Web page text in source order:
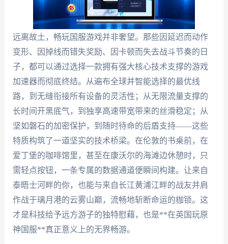
远离故土，畅玩国服游戏并非奢望。那些因延迟而动作
变形、因掉线而错失奖励、因卡顿而失去战斗节奏的日
子，都可以通过选择一款拥有强大核心技术支撑的游戏
加速器而彻底终结。从遍布全球并智能选择的最优线
路，到无缝衔接所有设备的灵活性；从无限流量支撑的
长时间开黑底气，到独享高速带宽带来的丝滑稳定；从
坚如磐石的加密保护，到随时待命的后盾支持——这些
特质构筑了一道坚实的技术桥梁。在伦敦的书桌前，在
爱丁堡的咖啡馆里，甚至在康沃尔的海滩边休憩时，只
需轻点按钮，一条专属的数据通道便瞬间构建。让来自
泰晤士河畔的你，也能与来自长江黄浦江畔的战友并肩
作战于璃月港的云雾山巅，流畅地斩断命运的枷锁。这
才是科技给予远方游子的独特慰藉，也是**在英国玩原
神国服**真正意义上的无界畅游。